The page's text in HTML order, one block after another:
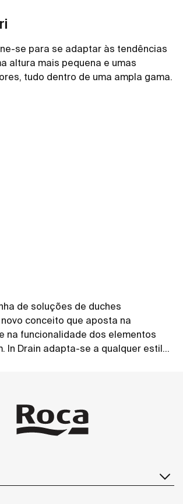
se para se adaptar às tendências
altura mais pequena e umas
tudo dentro de uma ampla gama.
de soluções de duches
conceito que aposta na
na funcionalidade dos elementos
In Drain adapta-se a qualquer estilo,